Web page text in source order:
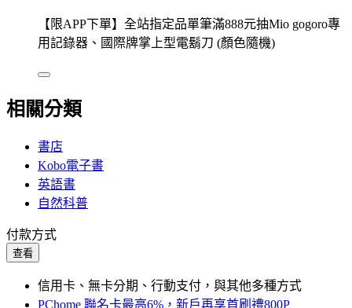
【限APP下單】全站指定品單筆滿888元抽Mio gogoro專
用記錄器、國際牌掌上型電鬍刀 (顏色隨機)
相關分類
書店
Kobo電子書
英語書
自然科普
付款方式
查看
信用卡、無卡分期、行動支付，與其他多種方式
PChome 聯名卡最高6%，新戶再享首刷禮800P